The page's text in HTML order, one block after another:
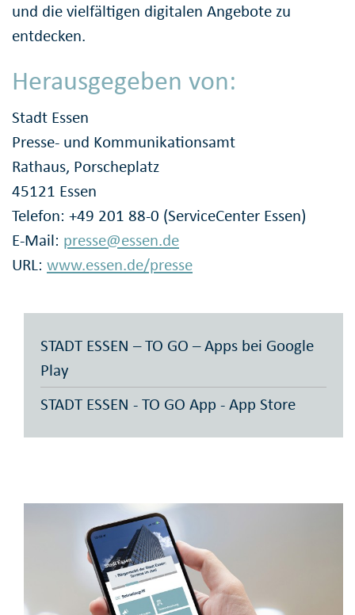
und die vielfältigen digitalen Angebote zu
entdecken.
Herausgegeben von:
Stadt Essen
Presse- und Kommunikationsamt
Rathaus, Porscheplatz
45121 Essen
Telefon: +49 201 88-0 (ServiceCenter Essen)
E-Mail: presse@essen.de
URL: www.essen.de/presse
STADT ESSEN – TO GO – Apps bei Google
Play
‎STADT ESSEN - TO GO App - App Store